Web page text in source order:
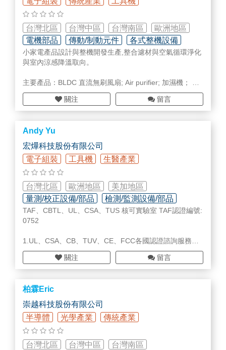
以下是我們公司的網站、信箱、電話
公司網站：http://www.usinadvance.com.tw
信箱：mayer.hu@usinadvance.com.tw
電話：0980678459 / 035972397 #17
台灣北區 台灣中區 台灣南區
歐洲地區
電機部品
傳動/制動元件 各式整機設備
小家電產品設計與整機開發生產,整合濾材與空氣循環淨化
與室內涼感降溫取向。
主要產品：BLDC 直流無刷風扇; Air purifier; 加濕機； 除
濕機；建築使用輕鋼架吸頂扇；車用空氣清淨機； Air Box
空氣盒子
關注 留言
Andy Yu
宏爗科技股份有限公司
電子組裝
工具機 生醫產業
台灣北區 歐洲地區
美加地區
量測/校正設備/部品
檢測/監測設備/部品
其他(未分類)
TAF、CBTL、UL、CSA、TUS 核可實驗室 TAF認證編號:
0752
1.UL、CSA、CB、TUV、CE、FCC各國認證諮詢服務
2.電子:60950-1、62368-1 ed2.0~ed3.0、EMC 安規測試
3.醫療:60601-1、RMF(風險評估)、UEF(可用性評估)、軟
體確效
4.節能:Energy Star、Erp Lot3&9、JEL Top Runner，他
國節能認證
5.結構審查、設計諮詢
關注 留言
柏霖Eric
崇越科技股份有限公司
半導體
光學產業 傳統產業
台灣北區 台灣中區
台灣南區